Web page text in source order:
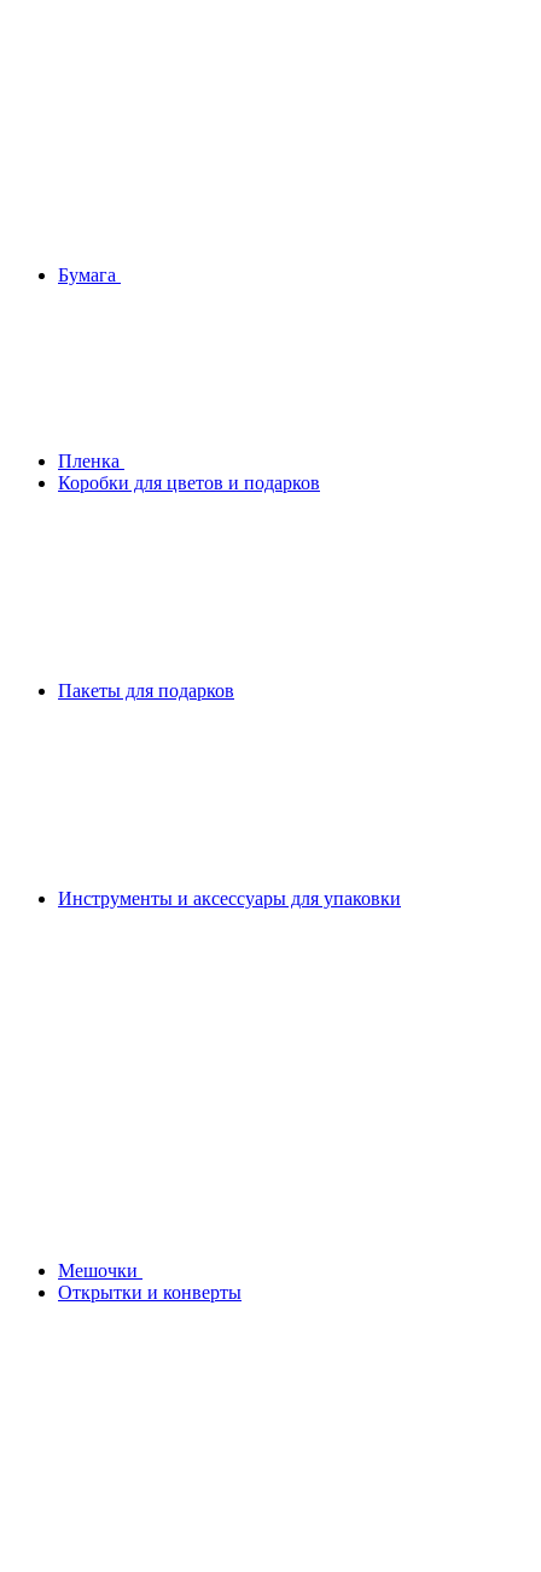
Бумага
Плeнка
Коробки для цветов и подарков
Пакеты для подарков
Инструменты и аксессуары для упаковки
Мешочки
Открытки и конверты